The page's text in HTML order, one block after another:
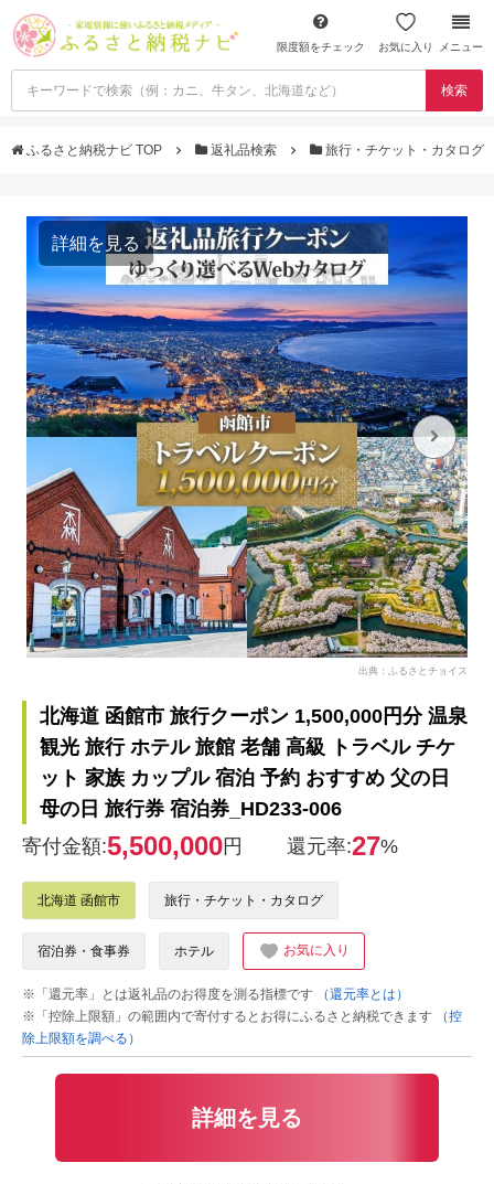
限度額をチェック お気に入り メニュー
検索
ふるさと納税ナビ TOP 返礼品検索 旅行・チケット・カタログ
詳細を見る
出典：ふるさとチョイス
北海道 函館市 旅行クーポン 1,500,000円分 温泉
観光 旅行 ホテル 旅館 老舗 高級 トラベル チケ
ット 家族 カップル 宿泊 予約 おすすめ 父の日
母の日 旅行券 宿泊券_HD233-006
寄付金額:5,500,000円 還元率:27%
北海道 函館市 旅行・チケット・カタログ
宿泊券・食事券 ホテル お気に入り
※「還元率」とは返礼品のお得度を測る指標です
（還元率とは）
※「控除上限額」の範囲内で寄付するとお得にふるさと納税できます
（控
除上限額を調べる）
詳細を見る